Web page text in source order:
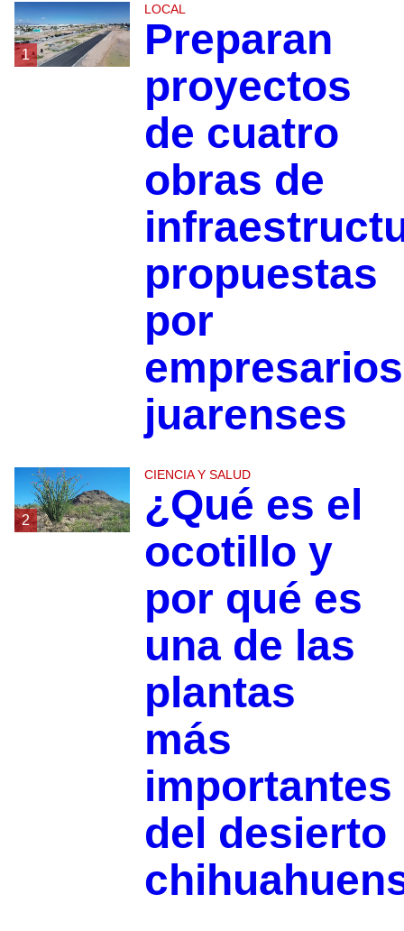
1
LOCAL
Preparan
proyectos
de cuatro
obras de
propuestas
por
empresarios
juarenses
2
CIENCIA Y SALUD
¿Qué es el
ocotillo y
por qué es
una de las
plantas
más
importantes
del desierto